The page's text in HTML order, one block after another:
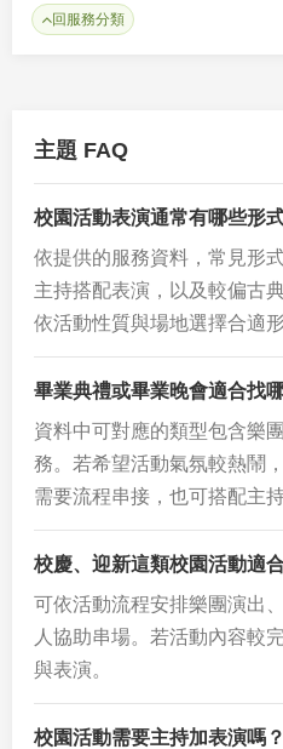
回服務分類
主題 FAQ
校園活動表演通常有哪些形
依提供的服務資料，常見形
主持搭配表演，以及較偏古
依活動性質與場地選擇合適形
畢業典禮或畢業晚會適合找
資料中可對應的類型包含樂
務。若希望活動氣氛較熱鬧
需要流程串接，也可搭配主持
校慶、迎新這類校園活動適
可依活動流程安排樂團演出
人協助串場。若活動內容較
與表演。
校園活動需要主持加表演嗎？